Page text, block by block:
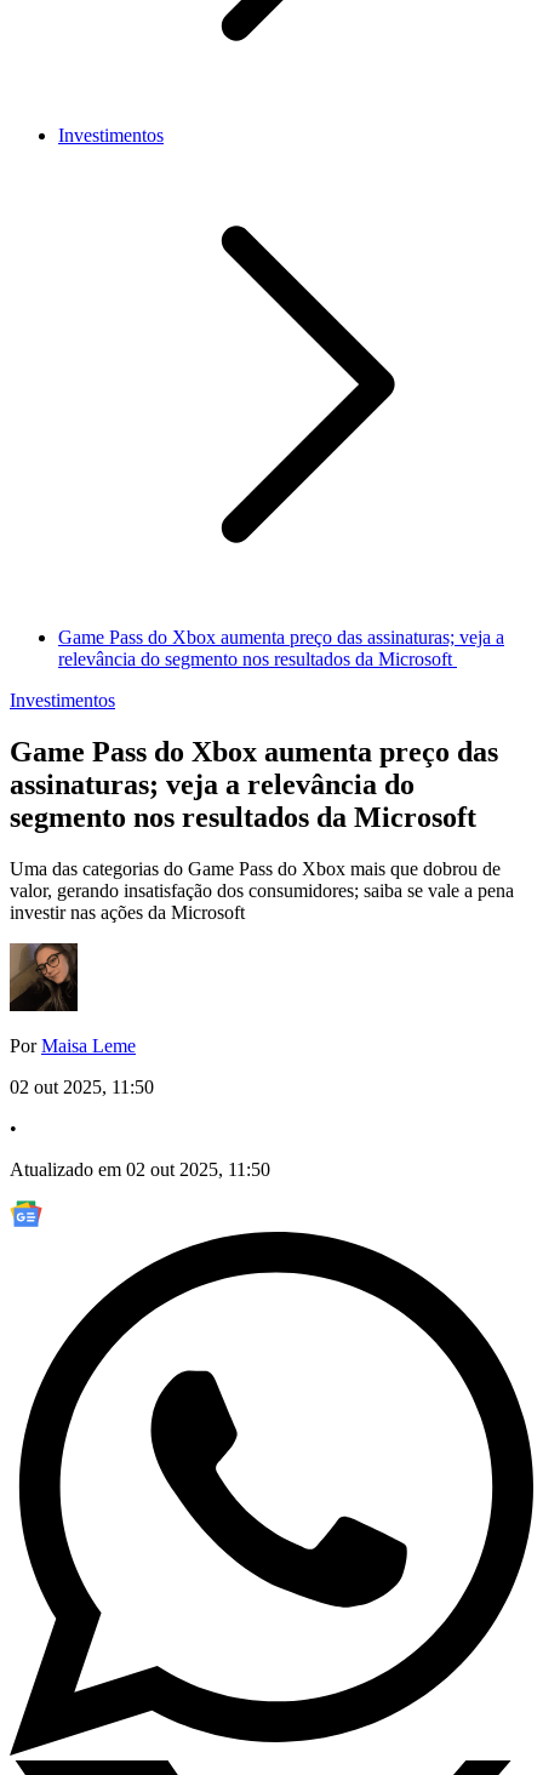
Investimentos
Game Pass do Xbox aumenta preço das assinaturas; veja a
relevância do segmento nos resultados da Microsoft
Investimentos
Game Pass do Xbox aumenta preço das
assinaturas; veja a relevância do
segmento nos resultados da Microsoft
Uma das categorias do Game Pass do Xbox mais que dobrou de
valor, gerando insatisfação dos consumidores; saiba se vale a pena
investir nas ações da Microsoft
PorMaisa Leme
02 out 2025, 11:50
•
Atualizado em 02 out 2025, 11:50